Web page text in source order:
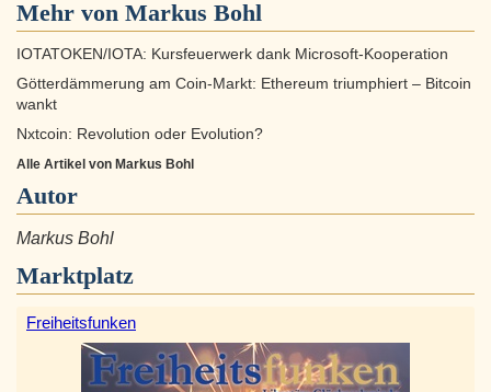
Mehr von Markus Bohl
IOTATOKEN/IOTA: Kursfeuerwerk dank Microsoft-Kooperation
Götterdämmerung am Coin-Markt: Ethereum triumphiert – Bitcoin
wankt
Nxtcoin: Revolution oder Evolution?
Alle Artikel von Markus Bohl
Autor
Markus Bohl
Marktplatz
Freiheitsfunken